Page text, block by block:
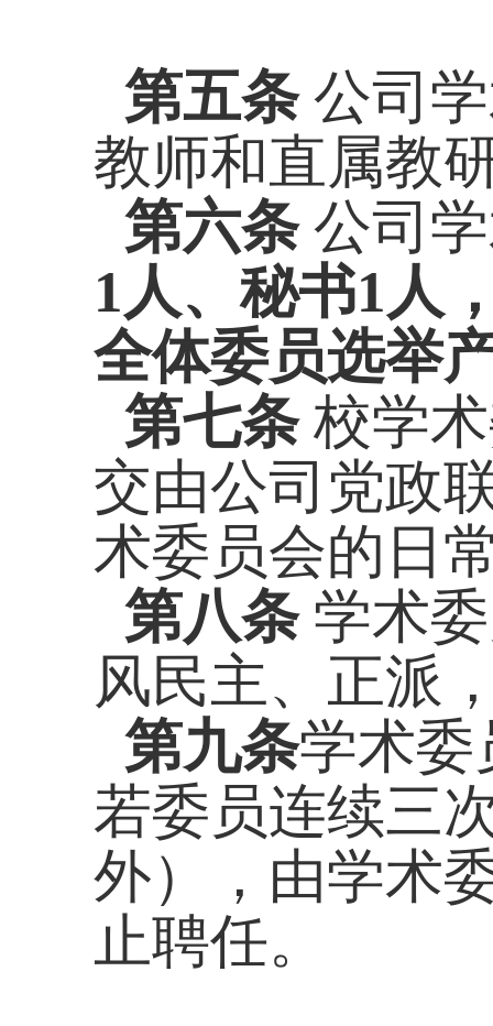
第五条 公司
教师和直属教
第六条 公司
1人、秘书1人
全体委员选举
第七条 校学
交由公司党政
术委员会的日
第八条 学术
风民主、正派
第九条学术委
若委员连续三
外），由学术
止聘任。